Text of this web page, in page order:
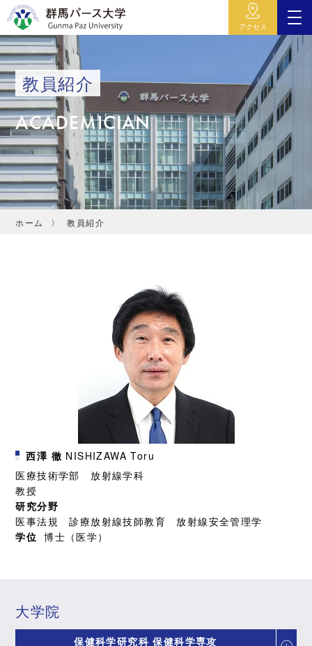
アクセス
教員紹介
ACADEMICIAN
ホーム 教員紹介
西澤 徹 NISHIZAWA Toru
医療技術学部 放射線学科
教授
研究分野
医事法規 診療放射線技師教育 放射線安全管理学
学位 博士（医学）
大学院
保健科学研究科 保健科学専攻